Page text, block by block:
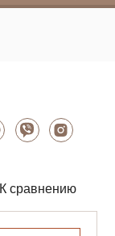
К сравнению